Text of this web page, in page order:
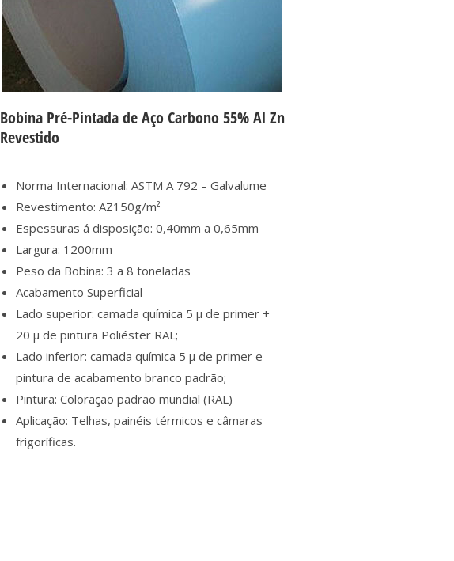
Bobina Pré-Pintada de Aço Carbono 55% Al Zn
Revestido
Norma Internacional: ASTM A 792 – Galvalume
Revestimento: AZ150g/m²
Espessuras á disposição: 0,40mm a 0,65mm
Largura: 1200mm
Peso da Bobina: 3 a 8 toneladas
Acabamento Superficial
Lado superior: camada química 5 µ de primer +
20 µ de pintura Poliéster RAL;
Lado inferior: camada química 5 µ de primer e
pintura de acabamento branco padrão;
Pintura: Coloração padrão mundial (RAL)
Aplicação: Telhas, painéis térmicos e câmaras
frigoríficas.